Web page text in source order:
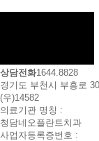
상담전화1644.8828
경기도 부천시 부흥로
(우)14582
의료기관 명칭 :
청담네오플란트치과
사업자등록증번호 :